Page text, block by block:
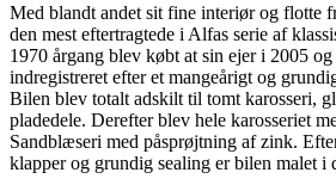
Med blandt andet sit fine interiør og flotte
den mest eftertragtede i Alfas serie af
1970 årgang blev købt at sin ejer i 2005
indregistreret efter et mangeårigt og
Bilen blev totalt adskilt til tomt karosseri,
pladedele. Derefter blev hele karosseriet
Sandblæseri med påsprøjtning af zink.
klapper og grundig sealing er bilen malet i